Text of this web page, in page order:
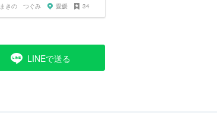
まきの つぐみ 愛媛 34
LINEで送る